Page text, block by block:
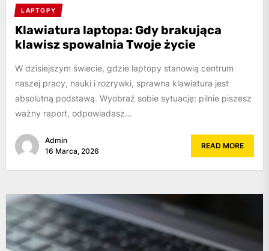
LAPTOPY
Klawiatura laptopa: Gdy brakująca
klawisz spowalnia Twoje życie
W dzisiejszym świecie, gdzie laptopy stanowią centrum
naszej pracy, nauki i rozrywki, sprawna klawiatura jest
absolutną podstawą. Wyobraź sobie sytuację: pilnie piszesz
ważny raport, odpowiadasz...
Admin
16 Marca, 2026
READ MORE